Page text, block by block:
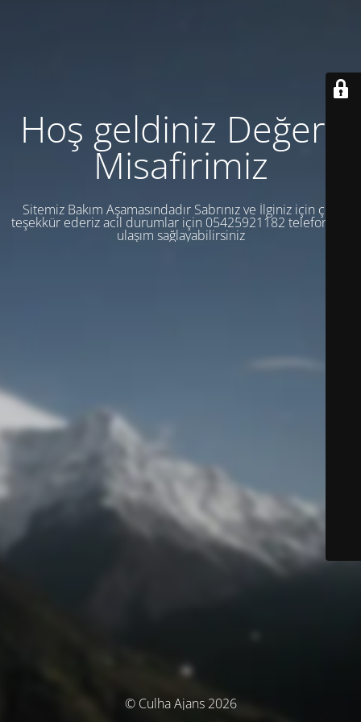
Hoş geldiniz Değerli
Misafirimiz
Sitemiz Bakım Aşamasındadır Sabrınız ve İlginiz için çok
teşekkür ederiz acil durumlar için 05425921182 telefondan
ulaşım sağlayabilirsiniz
© Culha Ajans 2026